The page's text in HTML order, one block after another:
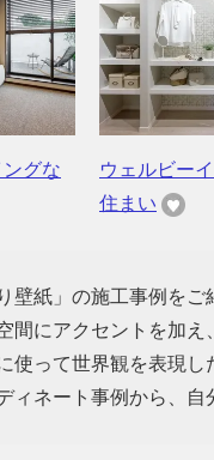
グな
ウェルビー
住まい
壁紙」の施工事例を
間にアクセントを加
使って世界観を表現
ィネート事例から、